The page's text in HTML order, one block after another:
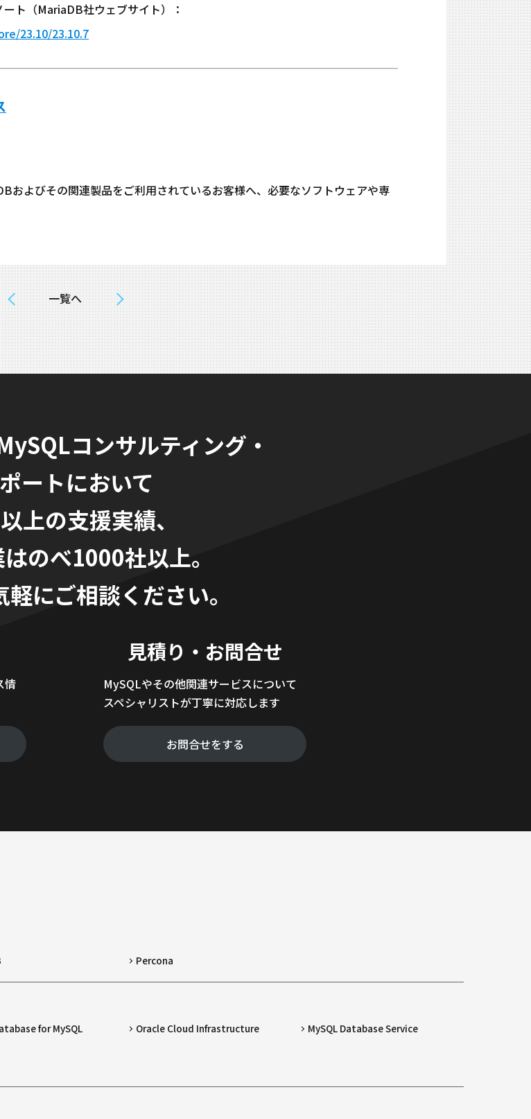
ト（MariaDB社ウェブサイト）：
23.10/23.10.7
およびその関連製品をご利用されているお客様へ、必要なソフトウェアや専
一覧へ
コンサルティング・
ートにおいて
上の支援実績、
のべ1000社以上。
にご相談ください。
情
見積り・お問合せ
MySQLやその他関連サービスについて
スペシャリストが丁寧に対応します
お問合せをする
Percona
for MySQL Oracle Cloud Infrastructure MySQL Database Service